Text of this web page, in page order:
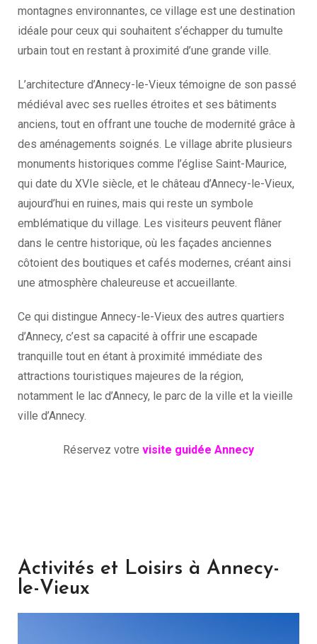
montagnes environnantes, ce village est une destination
idéale pour ceux qui souhaitent s’échapper du tumulte
urbain tout en restant à proximité d’une grande ville.
L’architecture d’Annecy-le-Vieux témoigne de son passé
médiéval avec ses ruelles étroites et ses bâtiments
anciens, tout en offrant une touche de modernité grâce à
des aménagements soignés. Le village abrite plusieurs
monuments historiques comme l’église Saint-Maurice,
qui date du XVIe siècle, et le château d’Annecy-le-Vieux,
aujourd’hui en ruines, mais qui reste un symbole
emblématique du village. Les visiteurs peuvent flâner
dans le centre historique, où les façades anciennes
côtoient des boutiques et cafés modernes, créant ainsi
une atmosphère chaleureuse et accueillante.
Ce qui distingue Annecy-le-Vieux des autres quartiers
d’Annecy, c’est sa capacité à offrir une escapade
tranquille tout en étant à proximité immédiate des
attractions touristiques majeures de la région,
notamment le lac d’Annecy, le parc de la ville et la vieille
ville d’Annecy.
Réservez votre visite guidée Annecy
Activités et Loisirs à Annecy-
le-Vieux